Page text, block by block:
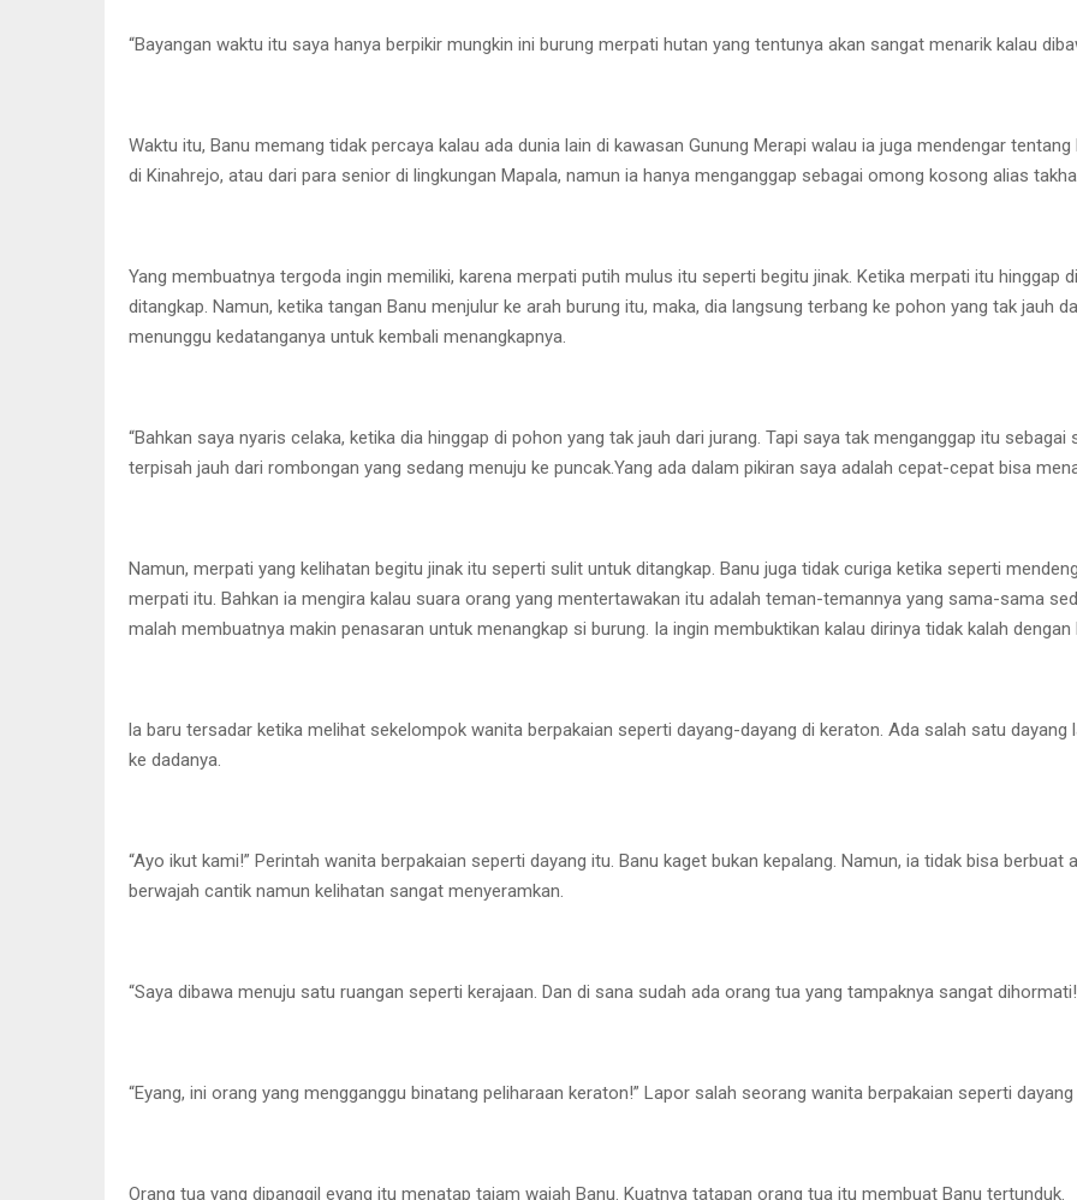
“Bayangan waktu itu saya hanya berpikir mungkin ini burung merpati hutan yang tentunya akan sangat menarik kalau
Waktu itu, Banu memang tidak percaya kalau ada dunia lain di kawasan Gunung Merapi walau ia juga mendengar
di Kinahrejo, atau dari para senior di lingkungan Mapala, namun ia hanya menganggap sebagai omong kosong alias
Yang membuatnya tergoda ingin memiliki, karena merpati putih mulus itu seperti begitu jinak. Ketika merpati itu hinggap
ditangkap. Namun, ketika tangan Banu menjulur ke arah burung itu, maka, dia langsung terbang ke pohon yang tak jauh
menunggu kedatanganya untuk kembali menangkapnya.
“Bahkan saya nyaris celaka, ketika dia hinggap di pohon yang tak jauh dari jurang. Tapi saya tak menganggap itu
terpisah jauh dari rombongan yang sedang menuju ke puncak.Yang ada dalam pikiran saya adalah cepat-cepat bisa
Namun, merpati yang kelihatan begitu jinak itu seperti sulit untuk ditangkap. Banu juga tidak curiga ketika seperti
merpati itu. Bahkan ia mengira kalau suara orang yang mentertawakan itu adalah teman-temannya yang sama-sama
malah membuatnya makin penasaran untuk menangkap si burung. Ia ingin membuktikan kalau dirinya tidak kalah
la baru tersadar ketika melihat sekelompok wanita berpakaian seperti dayang-dayang di keraton. Ada salah satu
ke dadanya.
“Ayo ikut kami!” Perintah wanita berpakaian seperti dayang itu. Banu kaget bukan kepalang. Namun, ia tidak bisa
berwajah cantik namun kelihatan sangat menyeramkan.
“Saya dibawa menuju satu ruangan seperti kerajaan. Dan di sana sudah ada orang tua yang tampaknya sangat
“Eyang, ini orang yang mengganggu binatang peliharaan keraton!” Lapor salah seorang wanita berpakaian seperti
Orang tua yang dipanggil eyang itu menatap tajam wajah Banu. Kuatnya tatapan orang tua itu membuat Banu tertunduk.